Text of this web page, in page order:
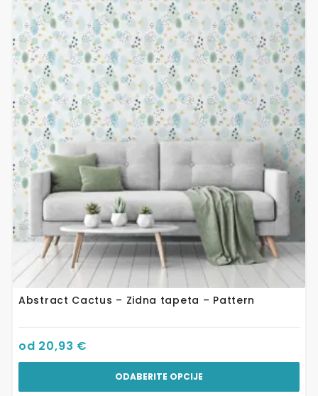
Abstract Cactus – Zidna tapeta – Pattern
od 20,93 €
ODABERITE OPCIJE
Ovaj
proizvod
ima
više
varijanti.
Opcije
se
mogu
odabrati
na
stranici
proizvoda